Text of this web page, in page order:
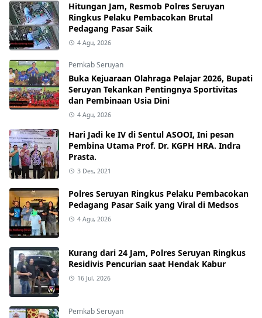
Hitungan Jam, Resmob Polres Seruyan
Ringkus Pelaku Pembacokan Brutal
Pedagang Pasar Saik
4 Agu, 2026
Pemkab Seruyan
Buka Kejuaraan Olahraga Pelajar 2026, Bupati
Seruyan Tekankan Pentingnya Sportivitas
dan Pembinaan Usia Dini
4 Agu, 2026
Hari Jadi ke IV di Sentul ASOOI, Ini pesan
Pembina Utama Prof. Dr. KGPH HRA. Indra
Prasta.
3 Des, 2021
Polres Seruyan Ringkus Pelaku Pembacokan
Pedagang Pasar Saik yang Viral di Medsos
4 Agu, 2026
Kurang dari 24 Jam, Polres Seruyan Ringkus
Residivis Pencurian saat Hendak Kabur
16 Jul, 2026
Pemkab Seruyan